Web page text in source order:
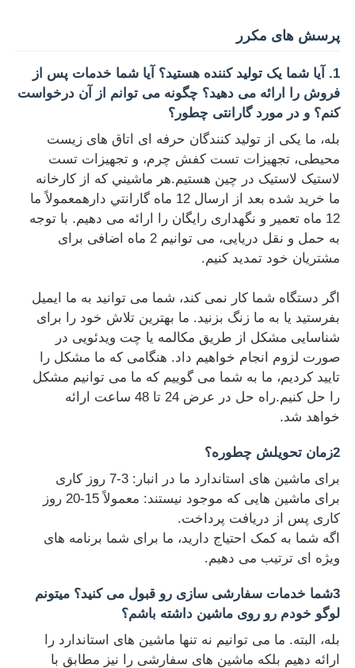
پرسش های مکرر
1. آیا شما یک تولید کننده هستید؟ آیا شما خدمات پس از
فروش را ارائه می دهید؟ چگونه می توانم از آن درخواست
کنم؟ و در مورد گارانتی چطور؟
بله، ما یکی از تولید کنندگان حرفه ای اتاق های زیست
محیطی، تجهیزات تست کفش چرم، و تجهیزات تست
لاستیک لاستیک در چین هستیم.هر ماشيني که از کارخانه
ما خريد شده بعد از ارسال 12 ماه گارانتي دارهمعمولاً ما
12 ماه تعمیر و نگهداری رایگان را ارائه می دهیم. با توجه
به حمل و نقل دریایی، می توانیم 2 ماه اضافی برای
مشتریان خود تمدید کنیم.
اگر دستگاه شما کار نمی کند، شما می توانید به ما ایمیل
بفرستید یا به ما زنگ بزنید. ما بهترین تلاش خود را برای
شناسایی مشکل از طریق مکالمه یا چت ویدئویی در
صورت لزوم انجام خواهیم داد. هنگامی که ما مشکل را
تایید کردیم، ما به شما می گوییم که ما می توانیم مشکل
را حل کنیم.راه حل در عرض 24 تا 48 ساعت ارائه
خواهد شد.
2زمان تحویلش چطوره؟
برای ماشین های استاندارد ما در انبار: 3-7 روز کاری
برای ماشین هایی که موجود نیستند: معمولاً 15-20 روز
کاری پس از دریافت پرداخت.
اگه شما به کمک احتیاج دارید، ما برای شما برنامه های
ویژه ای ترتیب می دهیم.
3شما خدمات سفارشی سازی رو قبول می کنید؟ میتونم
لوگو خودم رو روی ماشین داشته باشم؟
بله، البته. ما می توانیم نه تنها ماشین های استاندارد را
ارائه دهیم بلکه ماشین های سفارشی را نیز مطابق با